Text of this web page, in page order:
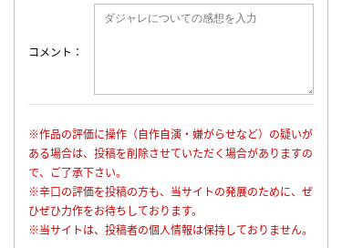
コメント
※作品の評価に操作（自作自演・嫌がらせなど）の疑いが
ある場合は、投稿を削除させていただく場合がありますの
で、ご了承下さい。
※辛口の評価を投稿の方も、当サイトの発展のために、ぜ
ひぜひ力作をお待ちしております。
※当サイトは、投稿者の個人情報は保持しておりません。